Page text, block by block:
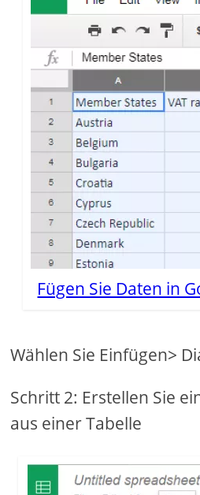
Fügen Sie Daten in
Wählen Sie Einfügen>
Schritt 2: Erstellen Sie
aus einer Tabelle